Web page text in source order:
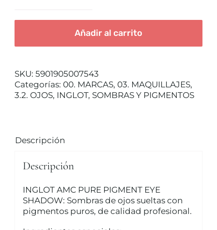
ACCESORIOS
CUIDADO CAPILAR
Nº139
Añadir al carrito
SKU: 5901905007543
Categorías: 00. MARCAS, 03. MAQUILLAJES,
3.2. OJOS, INGLOT, SOMBRAS Y PIGMENTOS
Descripción
Descripción
INGLOT AMC PURE PIGMENT EYE
SHADOW: Sombras de ojos sueltas con
pigmentos puros, de calidad profesional.